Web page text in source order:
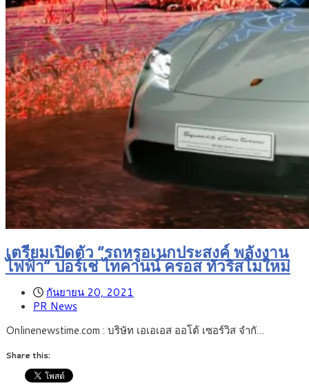
เตรียมเปิดตัว “รถหรูอเนกประสงค์ พลังงาน
ไฟฟ้า” ปอร์เช่ ไทคานน์ ครอส ทัวริสโมใหม่
กันยายน 20, 2021
PR News
Onlinenewstime.com : บริษัท เอเอเอส ออโต้ เซอร์วิส จำกั…
Share this: